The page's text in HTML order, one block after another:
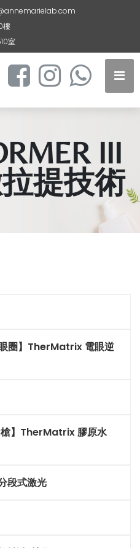
樓
室
III
提技術
眼圈】TherMatrix 電眼逆
槍】TherMatrix 膠原水
段式激光